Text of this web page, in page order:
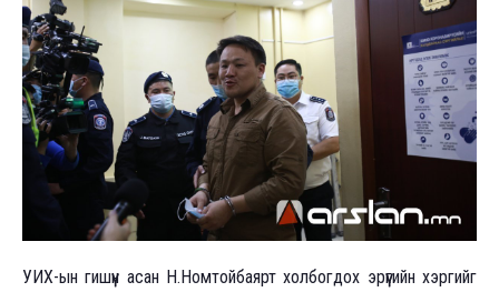
УИХ-ын гишүүн асан Н.Номтойбаярт холбогдох эрүүгийн хэргийг